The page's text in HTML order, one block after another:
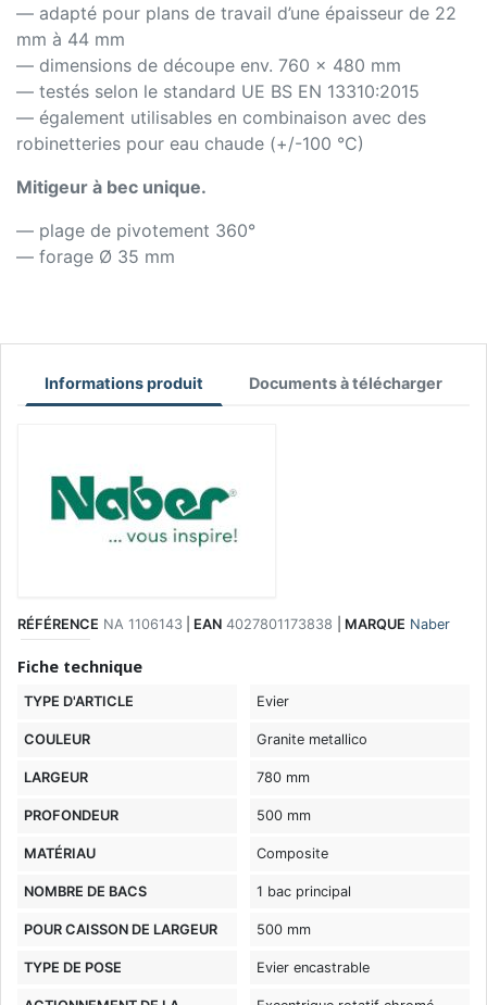
— adapté pour plans de travail d’une épaisseur de 22
mm à 44 mm
— dimensions de découpe env. 760 x 480 mm
— testés selon le standard UE BS EN 13310:2015
— également utilisables en combinaison avec des
robinetteries pour eau chaude (+/-100 °C)
Mitigeur à bec unique.
— plage de pivotement 360°
— forage Ø 35 mm
Informations produit Documents à télécharger
RÉFÉRENCE NA 1106143 EAN 4027801173838 MARQUE Naber
Fiche technique
TYPE D'ARTICLE Evier
COULEUR Granite metallico
LARGEUR 780 mm
PROFONDEUR 500 mm
MATÉRIAU Composite
NOMBRE DE BACS 1 bac principal
POUR CAISSON DE LARGEUR 500 mm
TYPE DE POSE Evier encastrable